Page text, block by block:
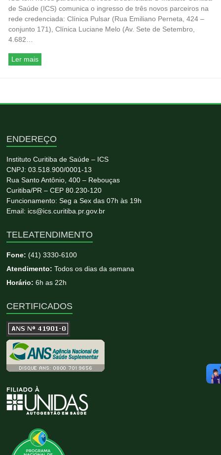
de Saúde (ICS) comunica o ingresso de três novos parceiros na
rede credenciada: Clínica Pulsar (Rua Emiliano Perneta, 424 –
conjunto 171), Clínica Luciane Melo (Av. Sete de Setembro,
4.682…
Ler mais
ENDEREÇO
Instituto Curitiba de Saúde – ICS
CNPJ: 03.518.900/0001-13
Rua Santo Antônio, 400 – Rebouças
Curitiba/PR – CEP 80.230-120
Funcionamento: Seg a Sex das 07h às 19h
Email: ics@ics.curitiba.pr.gov.br
TELEATENDIMENTO
Fone:(41) 3330-6100
Atendimento: Todos os dias da semana
Horário: 6h as 22h
CERTIFICADOS